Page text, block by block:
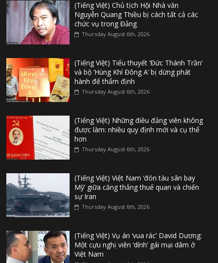
(Tiếng Việt) Chủ tịch Hội Nhà văn
Nguyễn Quang Thiều bị cách tất cả các
chức vụ trong Đảng
Thursday August 6th, 2026
(Tiếng Việt) Tiểu thuyết ‘Đức Thánh Trần’
và bộ ‘Hùng Khí Đông A’ bị dừng phát
hành để thẩm định
Thursday August 6th, 2026
(Tiếng Việt) Những điều đảng viên không
được làm: nhiều quy định mới và cụ thể
hơn
Thursday August 6th, 2026
(Tiếng Việt) Việt Nam ‘đón tàu sân bay
Mỹ’ giữa căng thẳng thuế quan và chiến
sự Iran
Thursday August 6th, 2026
(Tiếng Việt) Vụ án ‘vua rác’ David Dương:
Một cựu nghị viên ‘dính’ gái mại dâm ở
Việt Nam